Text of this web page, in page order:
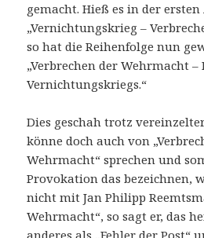
gemacht. Hieß es in der
„Vernichtungskrieg –
so hat die Reihenfolge nun
„Verbrechen der Wehrmacht
Vernichtungskriegs.“
Dies geschah trotz
könne doch auch von
Wehrmacht“ sprechen und
Provokation das bezeichnen,
nicht mit Jan Philipp
Wehrmacht“, so sagt er, das